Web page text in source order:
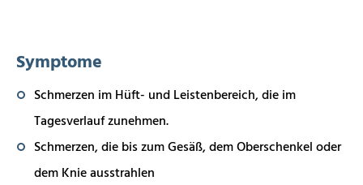
Symptome
Schmerzen im Hüft- und Leistenbereich, die im
Tagesverlauf zunehmen.
Schmerzen, die bis zum Gesäß, dem Oberschenkel oder
dem Knie ausstrahlen